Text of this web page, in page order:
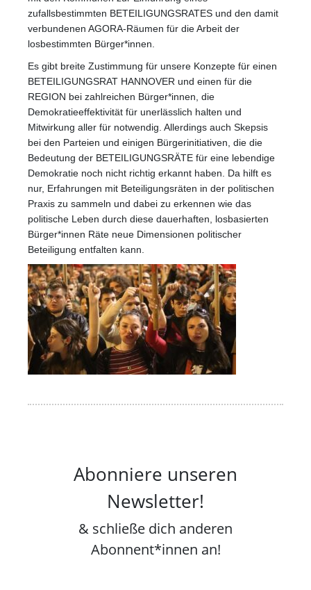
zufallsbestimmten BETEILIGUNGSRATES und den damit
verbundenen AGORA-Räumen für die Arbeit der
losbestimmten Bürger*innen.
Es gibt breite Zustimmung für unsere Konzepte für einen
BETEILIGUNGSRAT HANNOVER und einen für die
REGION bei zahlreichen Bürger*innen, die
Demokratieeffektivität für unerlässlich halten und
Mitwirkung aller für notwendig. Allerdings auch Skepsis
bei den Parteien und einigen Bürgerinitiativen, die die
Bedeutung der BETEILIGUNGSRÄTE für eine lebendige
Demokratie noch nicht richtig erkannt haben. Da hilft es
nur, Erfahrungen mit Beteiligungsräten in der politischen
Praxis zu sammeln und dabei zu erkennen wie das
politische Leben durch diese dauerhaften, losbasierten
Bürger*innen Räte neue Dimensionen politischer
Beteiligung entfalten kann.
Abonniere unseren
Newsletter!
& schließe dich anderen
Abonnent*innen an!